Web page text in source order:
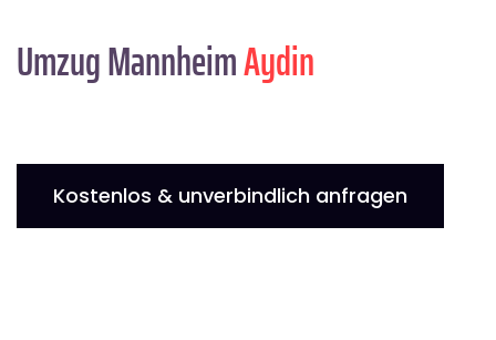
Umzug MannheimAydin
Kostenlos & unverbindlich anfragen